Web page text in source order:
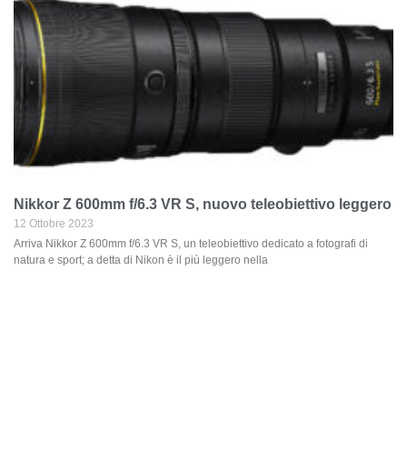
Nikkor Z 600mm f/6.3 VR S, nuovo teleobiettivo leggero
12 Ottobre 2023
Arriva Nikkor Z 600mm f/6.3 VR S, un teleobiettivo dedicato a fotografi di
natura e sport; a detta di Nikon è il più leggero nella